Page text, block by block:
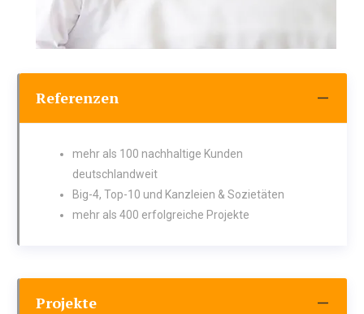
Referenzen
mehr als 100 nachhaltige Kunden
deutschlandweit
Big-4, Top-10 und Kanzleien & Sozietäten
mehr als 400 erfolgreiche Projekte
Projekte